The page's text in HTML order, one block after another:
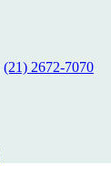
(21) 2672-7070